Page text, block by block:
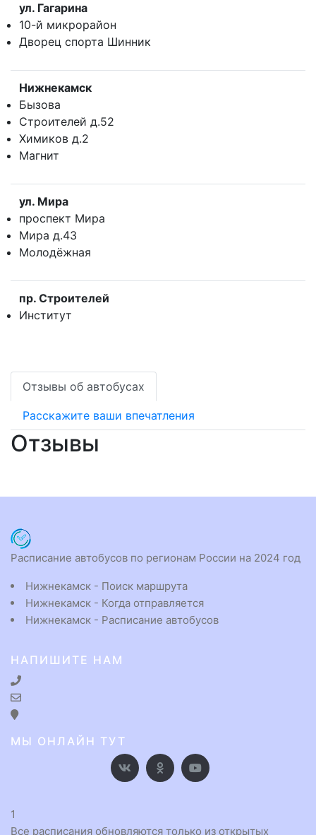
ул. Гагарина
10-й микрорайон
Дворец спорта Шинник
Нижнекамск
Бызова
Строителей д.52
Химиков д.2
Магнит
ул. Мира
проспект Мира
Мира д.43
Молодёжная
пр. Строителей
Институт
Отзывы об автобусах
Расскажите ваши впечатления
Отзывы
Расписание автобусов по регионам России на 2024 год
Нижнекамск - Поиск маршрута
Нижнекамск - Когда отправляется
Нижнекамск - Расписание автобусов
НАПИШИТЕ НАМ
МЫ ОНЛАЙН ТУТ
1
Все расписания обновляются только из открытых